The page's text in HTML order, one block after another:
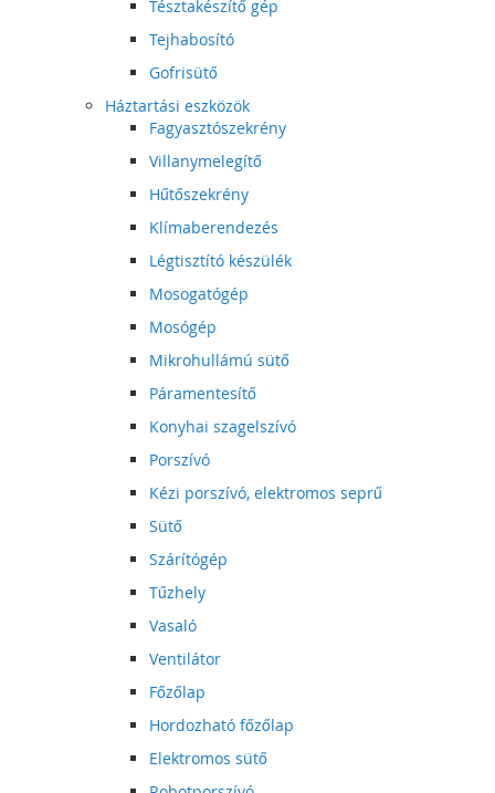
Tésztakészítő gép
Tejhabosító
Gofrisütő
Háztartási eszközök
Fagyasztószekrény
Villanymelegítő
Hűtőszekrény
Klímaberendezés
Légtisztító készülék
Mosogatógép
Mosógép
Mikrohullámú sütő
Páramentesítő
Konyhai szagelszívó
Porszívó
Kézi porszívó, elektromos seprű
Sütő
Szárítógép
Tűzhely
Vasaló
Ventilátor
Főzőlap
Hordozható főzőlap
Elektromos sütő